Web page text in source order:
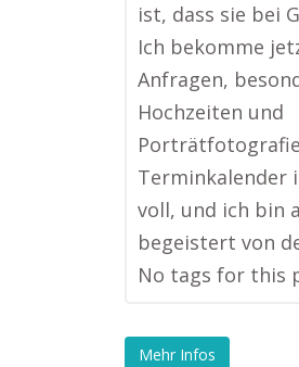
ist, dass sie bei
Ich bekomme
Anfragen,
Hochzeiten und
Terminkalender
voll, und ich bin
begeistert von
No tags for this
Mehr Infos